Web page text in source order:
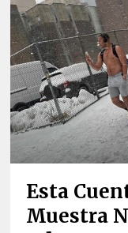
Esta
Muestra